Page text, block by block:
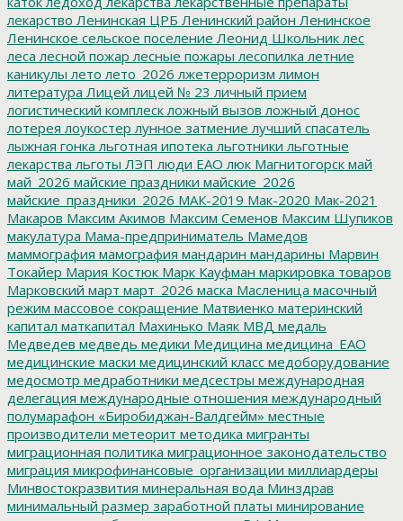
лекарство Ленинская ЦРБ Ленинский район Ленинское
Ленинское сельское поселение Леонид Школьник лес
леса лесной пожар лесные пожары лесопилка летние
каникулы лето лето_2026 лжетерроризм лимон
литература Лицей лицей № 23 личный прием
логистический комплеск ложный вызов ложный донос
лотерея лоукостер лунное затмение лучший спасатель
лыжная гонка льготная ипотека льготники льготные
лекарства льготы ЛЭП люди ЕАО люк Магнитогорск май
май_2026 майские праздники майские_2026
майские_праздники_2026 МАК-2019 Мак-2020 Мак-2021
Макаров Максим Акимов Максим Семенов Максим Шупиков
макулатура Мама-предприниматель Мамедов
маммография мамография мандарин мандарины Марвин
Токайер Мария Костюк Марк Кауфман маркировка товаров
Марковский март март_2026 маска Масленица масочный
режим массовое сокращение Матвиенко материнский
капитал маткапитал Махинько Маяк МВД медаль
Медведев медведь медики Медицина медицина_ЕАО
медицинские маски медицинский класс медоборудование
медосмотр медработники медсестры международная
делегация международные отношения международный
полумарафон «Биробиджан-Валдгейм» местные
производители метеорит методика мигранты
миграционная политика миграционное законодательство
миграция микрофинансовые_организации миллиардеры
Минвостокразвития минеральная вода Минздрав
минимальный размер заработной платы минирование